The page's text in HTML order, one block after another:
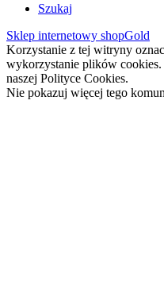
Szukaj
Sklep internetowy shopGold
Korzystanie z tej witryny
wykorzystanie plików
naszej Polityce Cookies.
Nie pokazuj więcej tego